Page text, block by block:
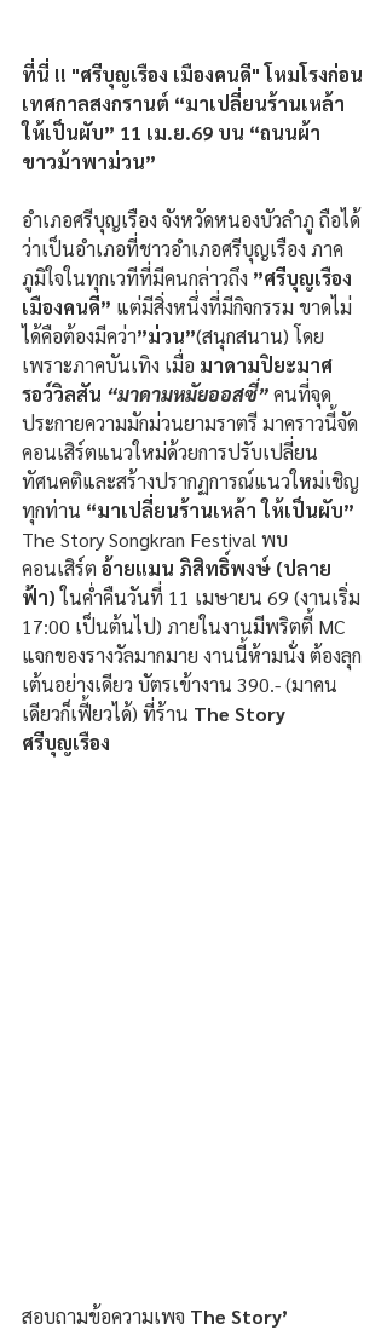
ที่นี่ !! "ศรีบุญเรือง เมืองคนดี" โหมโรงก่อน
เทศกาลสงกรานต์ “มาเปลี่ยนร้านเหล้า
ให้เป็นผับ” 11 เม.ย.69 บน “ถนนผ้า
ขาวม้าพาม่วน”
อำเภอศรีบุญเรือง จังหวัดหนองบัวลำภู ถือได้
ว่าเป็นอำเภอที่ชาวอำเภอศรีบุญเรือง ภาค
ภูมิใจในทุกเวทีที่มีคนกล่าวถึง ”ศรีบุญเรือง
เมืองคนดี” แต่มีสิ่งหนึ่งที่มีกิจกรรม ขาดไม่
ได้คือต้องมีคว่า”ม่วน”(สนุกสนาน) โดย
เพราะภาคบันเทิง เมื่อ มาดามปิยะมาศ
รอว์วิลสัน “มาดามหมัยออสซี่” คนที่จุด
ประกายความมักม่วนยามราตรี มาคราวนี้จัด
คอนเสิร์ตแนวใหม่ด้วยการปรับเปลี่ยน
ทัศนคติและสร้างปรากฏการณ์แนวใหม่เชิญ
ทุกท่าน “มาเปลี่ยนร้านเหล้า ให้เป็นผับ”
The Story Songkran Festival พบ
คอนเสิร์ต อ้ายแมน ภิสิทธิ์พงษ์ (ปลาย
ฟ้า) ในค่ำคืนวันที่ 11 เมษายน 69 (งานเริ่ม
17:00 เป็นต้นไป) ภายในงานมีพริตตี้ MC
แจกของรางวัลมากมาย งานนี้ห้ามนั่ง ต้องลุก
เต้นอย่างเดียว บัตรเข้างาน 390.- (มาคน
เดียวก็เฟี้ยวได้) ที่ร้าน The Story
ศรีบุญเรือง
สอบถามข้อความเพจ The Story’